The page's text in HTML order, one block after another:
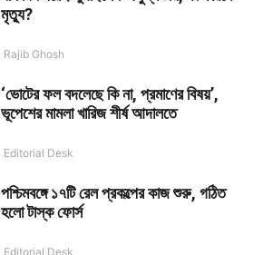
মৃত্যু?
Rajib Ghosh
‘ভোটের ফল বদলেছে কি না, প্রমাণের বিষয়’,
ভূপেশের মামলা খারিজ শীর্ষ আদালতে
Editorial Desk
পশ্চিমবঙ্গে ১৭টি রেল প্রকল্পের কাজ শুরু, গঠিত
হলো টাস্ক ফোর্স
Editorial Desk